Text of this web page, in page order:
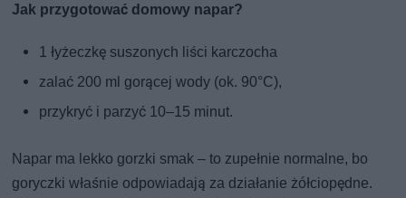
Jak przygotować domowy napar?
1 łyżeczkę suszonych liści karczocha
zalać 200 ml gorącej wody (ok. 90°C),
przykryć i parzyć 10–15 minut.
Napar ma lekko gorzki smak – to zupełnie normalne, bo
goryczki właśnie odpowiadają za działanie żółciopędne.